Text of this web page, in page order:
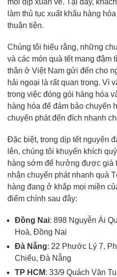
mỗi dịp xuân về. Tại đây,
làm thủ tục xuất khẩu hàng
thuận tiện.
Chúng tôi hiểu rằng, những
và các món quà tết mang
thân ở Việt Nam gửi đến cho
hải ngoại là rất quan trọng. Vì
trong việc đóng gói hàng hóa
hàng hóa để đảm bảo chuyến
chuyển phát đến đích nhanh
Đặc biệt, trong dịp tết nguyên
lên, chúng tôi khuyến khích
hàng sớm để hưởng được giá
nhận chuyển phát nhanh quà
hàng đang ở khắp mọi miền
điểm chính sau đây:
Đồng Nai: 898 Nguyễn Ái
Hoà, Đồng Nai
Đà Nẵng: 22 Phước Lý 7,
Chiểu, Đà Nẵng
TP HCM: 33/9 Quách Văn